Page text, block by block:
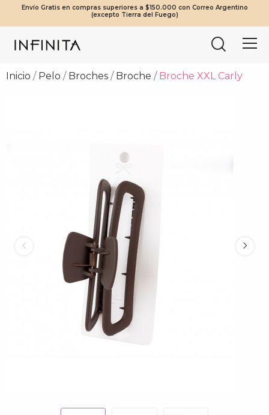
¡Beneficios Exclusivos! 20% OFF a partir de $2.000.000 | 10% OFF a
partir de $1.000.000
Envío Gratis en compras superiores a $150.000 con Correo Argentino
(excepto Tierra del Fuego)
Tierra del Fuego envíos solo en compras a partir de $200.000
vía Cruz del Sur.
Mínimo de compra web $80.000
Inicio Pelo Broches Broche Broche XXL Carly